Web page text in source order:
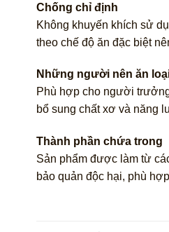
Chống chỉ định
Không khuyến khích sử
theo chế độ ăn đặc biệt
Những người nên ăn
Phù hợp cho người
bổ sung chất xơ và năng
Thành phần chứa trong
Sản phẩm được làm từ
bảo quản độc hại, phù